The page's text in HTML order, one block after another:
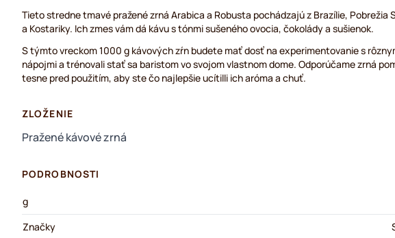
Tieto stredne tmavé pražené zrná Arabica a Robusta pochádzajú z Brazílie, Pobrežia
a Kostariky. Ich zmes vám dá kávu s tónmi sušeného ovocia, čokolády a sušienok.
S týmto vreckom 1000 g kávových zŕn budete mať dosť na experimentovanie s
nápojmi a trénovali stať sa baristom vo svojom vlastnom dome. Odporúčame zrná
tesne pred použitím, aby ste čo najlepšie ucítilli ich aróma a chuť.
ZLOŽENIE
Pražené kávové zrná
PODROBNOSTI
g
Značky